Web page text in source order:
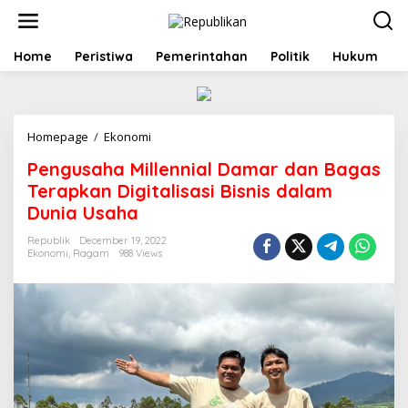
t
Home Peristiwa Pemerintahan Politik Hukum
Homepage / Ekonomi
g
u
a
h
M
e
n
n
i
Pengusaha Millennial Damar dan Bagas
Terapkan Digitalisasi Bisnis dalam
Dunia Usaha
Republik
December 19, 2022
Ekonomi, Ragam 988 Views